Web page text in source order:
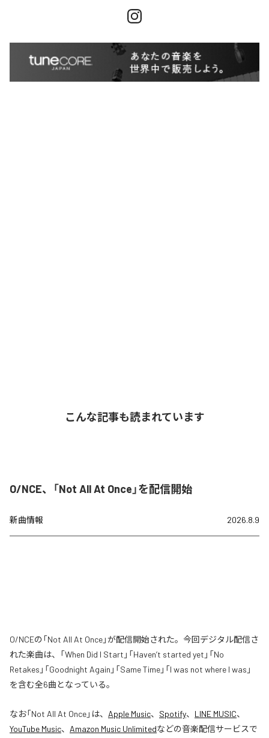
こんな記事も読まれています
O/NCE、「Not All At Once」を配信開始
新曲情報 2026.8.9
O/NCEの「Not All At Once」が配信開始された。今回デジタル配信さ
れた楽曲は、「When Did I Start」「Haven’t started yet」「No
Retakes」「Goodnight Again」「Same Time」「I was not where I was」
を含む全6曲となっている。
なお「Not All At Once」は、 Apple Music、 Spotify、 LINE MUSIC、
YouTube Music、 Amazon Music Unlimitedなどの音楽配信サービスで